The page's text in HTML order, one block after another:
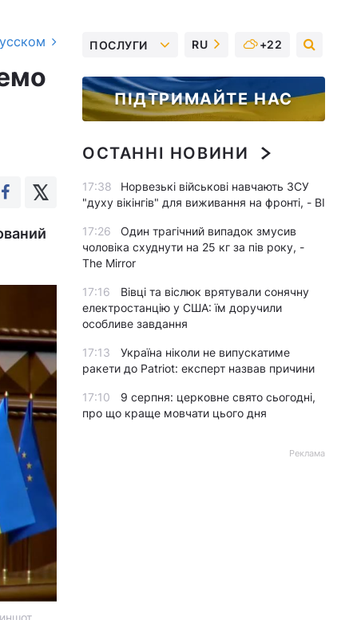
ПОСЛУГИ RU +22
ПІДТРИМАЙТЕ НАС
ОСТАННІ НОВИНИ
17:38
Норвезькі військові навчають ЗСУ
"духу вікінгів" для виживання на фронті, - BI
17:26
Один трагічний випадок змусив
чоловіка схуднути на 25 кг за пів року, -
The Mirror
17:16
Вівці та віслюк врятували сонячну
електростанцію у США: їм доручили
особливе завдання
17:13
Україна ніколи не випускатиме
ракети до Patriot: експерт назвав причини
17:10
9 серпня: церковне свято сьогодні,
про що краще мовчати цього дня
Реклама